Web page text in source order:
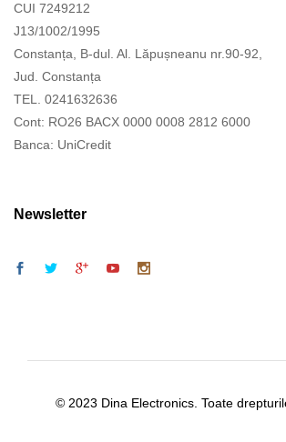
CUI 7249212
J13/1002/1995
Constanța, B-dul. Al. Lăpușneanu nr.90-92,
Jud. Constanța
TEL. 0241632636
Cont: RO26 BACX 0000 0008 2812 6000
Banca: UniCredit
Newsletter
© 2023 Dina Electronics. Toate